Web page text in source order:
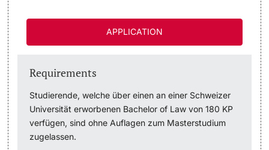
Course Auditors
Student Life
Campus Stories
Advice & Support
Academic Advice
APPLICATION
Requirements
Studierende, welche über einen an einer Schweizer
Universität erworbenen Bachelor of Law von 180 KP
verfügen, sind ohne Auflagen zum Masterstudium
zugelassen.